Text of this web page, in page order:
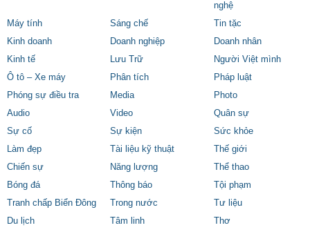
nghệ
Máy tính
Sáng chế
Tin tặc
Kinh doanh
Doanh nghiệp
Doanh nhân
Kinh tế
Lưu Trữ
Người Việt mình
Ô tô – Xe máy
Phân tích
Pháp luật
Phóng sự điều tra
Media
Photo
Audio
Video
Quân sự
Sự cố
Sự kiện
Sức khỏe
Làm đẹp
Tài liệu kỹ thuật
Thế giới
Chiến sự
Năng lượng
Thể thao
Bóng đá
Thông báo
Tội phạm
Tranh chấp Biển Đông
Trong nước
Tư liệu
Du lịch
Tâm linh
Thơ